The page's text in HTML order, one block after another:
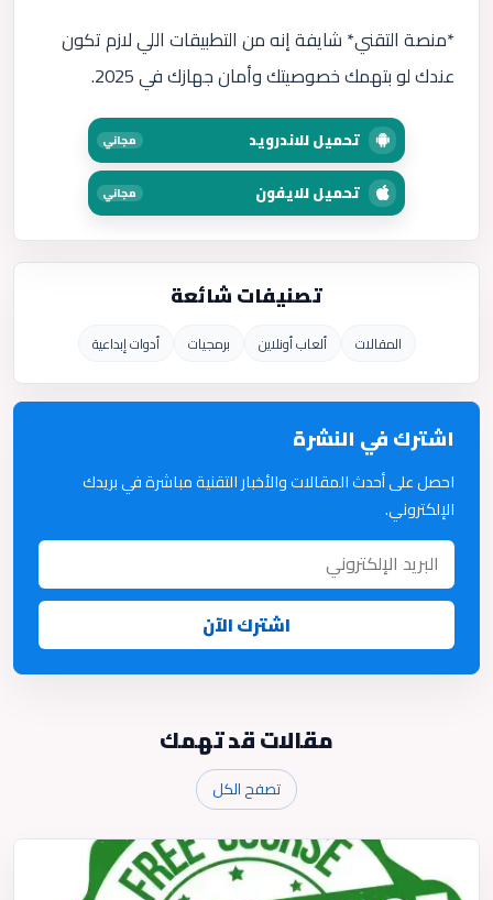
تصنيفات شائعة
المقالات ألعاب أونلاين برمجيات أدوات إبداعية
اشترك في النشرة
احصل على أحدث المقالات والأخبار التقنية مباشرة في بريدك
الإلكتروني.
اشترك الآن
*منصة التقني* شايفة إنه من التطبيقات اللي لازم تكون
عندك لو بتهمك خصوصيتك وأمان جهازك في 2025.
تحميل للاندرويد مجاني
تحميل للايفون مجاني
مقالات قد تهمك
تصفح الكل